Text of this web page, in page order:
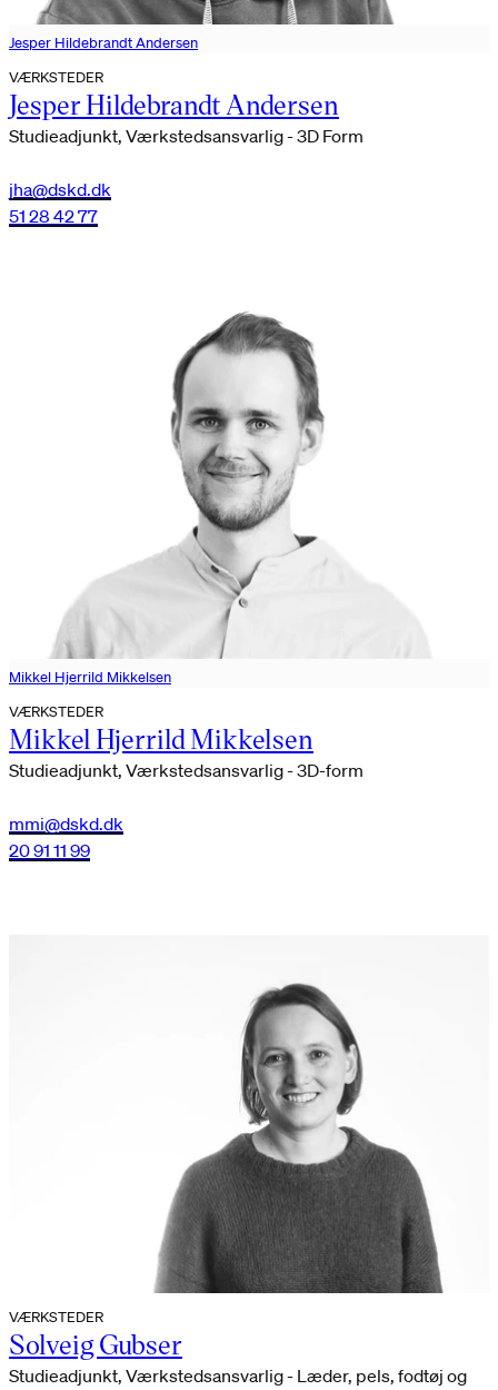
Jesper Hildebrandt Andersen
VÆRKSTEDER
Jesper Hildebrandt Andersen
Studieadjunkt, Værkstedsansvarlig - 3D Form
jha@dskd.dk
51 28 42 77
Mikkel Hjerrild Mikkelsen
VÆRKSTEDER
Mikkel Hjerrild Mikkelsen
Studieadjunkt, Værkstedsansvarlig - 3D-form
mmi@dskd.dk
20 91 11 99
VÆRKSTEDER
Solveig Gubser
Studieadjunkt, Værkstedsansvarlig - Læder, pels, fodtøj og